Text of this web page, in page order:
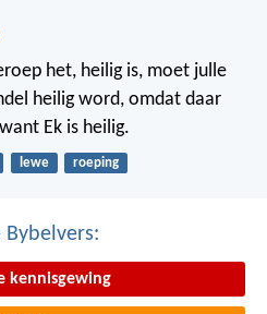
het, heilig is, moet julle
heilig word, omdat daar
Ek is heilig.
lewe roeping
kennisgewing